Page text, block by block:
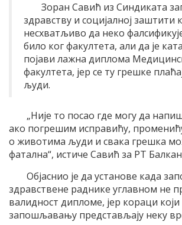
Зоран Савић из Синдиката
здравству и социјалној заштити
несхватљиво да неко
било ког факултета, али да је
појави лажна диплома
факултета, јер се ту грешке
људи.
„Није то посао где могу да
ако погрешим исправићу,
о животима људи и свака грешка
фатална“, истиче Савић за РТ
Објаснио је да установе када
здравствене раднике углавном не
валидност дипломе, јер кораци
запошљавању представљају неку